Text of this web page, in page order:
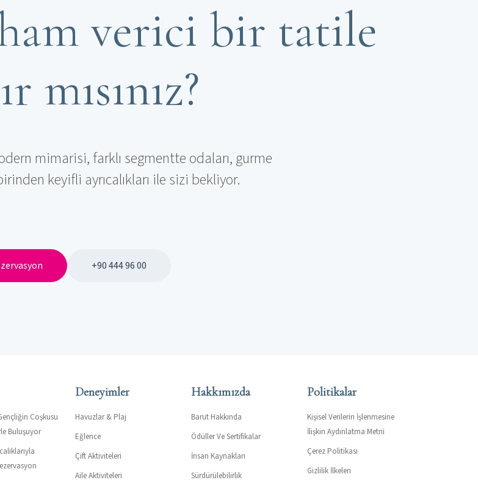
verici bir tatile
mısınız?
mimarisi, farklı segmentte odaları, gurme
keyifli ayrıcalıkları ile sizi bekliyor.
+90 444 96 00
Coşkusu
Buluşuyor
Deneyimler
Havuzlar & Plaj
Eğlence
Çift Aktiviteleri
Aile Aktiviteleri
Hakkımızda
Barut Hakkında
Ödüller Ve Sertifikalar
İnsan Kaynakları
Sürdürülebilirlik
Politikalar
Kişisel Verilerin İşlenmesine
İlişkin Aydınlatma Metni
Çerez Politikası
Gizlilik İlkeleri